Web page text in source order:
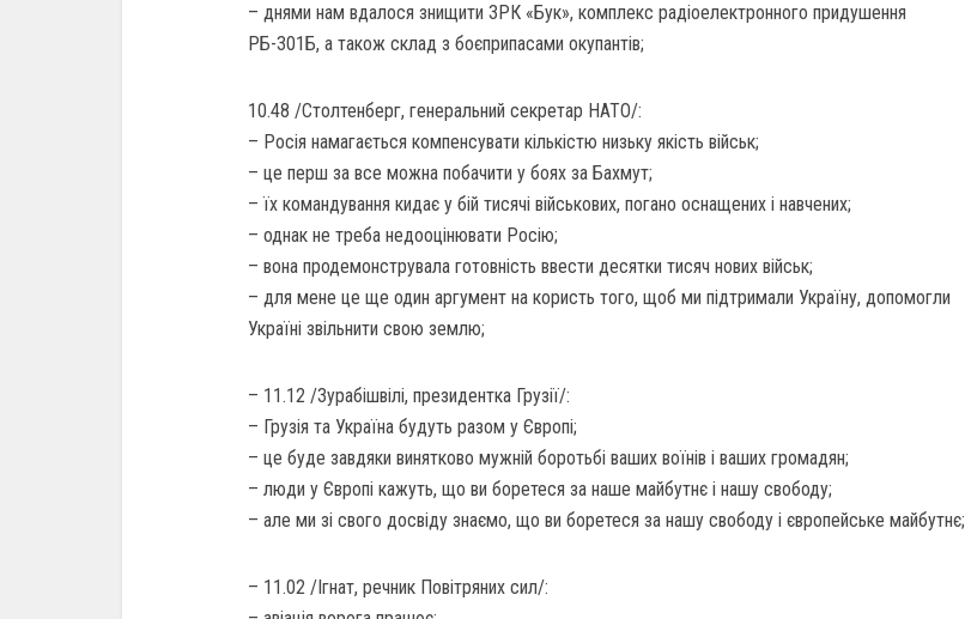
– днями нам вдалося знищити ЗРК «Бук», комплекс радіоелектронного придушення
РБ-301Б, а також склад з боєприпасами окупантів;
10.48 /Столтенберг, генеральний секретар НАТО/:
– Росія намагається компенсувати кількістю низьку якість військ;
– це перш за все можна побачити у боях за Бахмут;
– їх командування кидає у бій тисячі військових, погано оснащених і навчених;
– однак не треба недооцінювати Росію;
– вона продемонструвала готовність ввести десятки тисяч нових військ;
– для мене це ще один аргумент на користь того, щоб ми підтримали Україну, допомогли
Україні звільнити свою землю;
– 11.12 /Зурабішвілі, президентка Грузії/:
– Грузія та Україна будуть разом у Європі;
– це буде завдяки винятково мужній боротьбі ваших воїнів і ваших громадян;
– люди у Європі кажуть, що ви боретеся за наше майбутнє і нашу свободу;
– але ми зі свого досвіду знаємо, що ви боретеся за нашу свободу і європейське майбутнє;
– 11.02 /Ігнат, речник Повітряних сил/: